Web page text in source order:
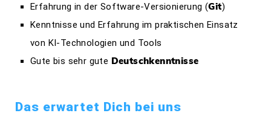
Erfahrung in der Software-Versionierung (Git)
Kenntnisse und Erfahrung im praktischen Einsatz
von KI-Technologien und Tools
Gute bis sehr gute Deutschkenntnisse
Das erwartet Dich bei uns